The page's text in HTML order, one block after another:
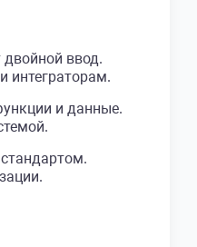
двойной ввод.
интеграторам.
и данные.